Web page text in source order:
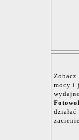
mocy i